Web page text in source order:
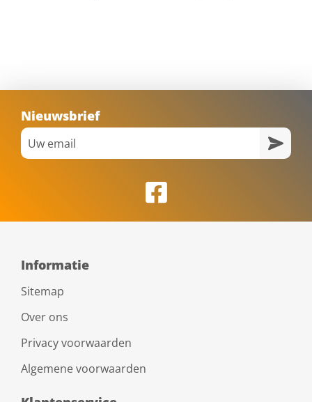
Nieuwsbrief
Informatie
Sitemap
Over ons
Privacy voorwaarden
Algemene voorwaarden